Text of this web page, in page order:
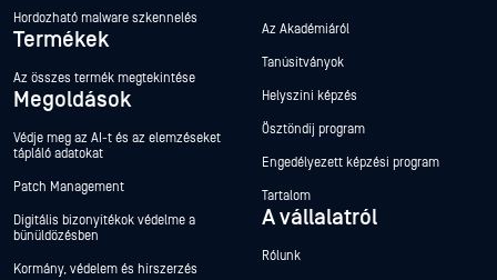
Hordozható malware szkennelés
Termékek
Az összes termék megtekintése
Megoldások
Védje meg az AI-t és az elemzéseket
tápláló adatokat
Patch Management
Digitális bizonyítékok védelme a
bűnüldözésben
Kormány, védelem és hírszerzés
Az Akadémiáról
Tanúsítványok
Helyszíni képzés
Ösztöndíj program
Engedélyezett képzési program
Tartalom
A vállalatról
Rólunk